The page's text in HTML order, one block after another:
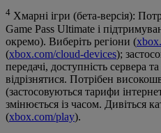
4 Хмарні ігри (бета-версія):
Game Pass Ultimate і
окремо). Виберіть регіони (
(xbox.com/cloud-devices);
передачі, доступність сервера
відрізнятися. Потрібен
(застосовуються тарифи
змінюється із часом. Дивіться
(xbox.com/play).